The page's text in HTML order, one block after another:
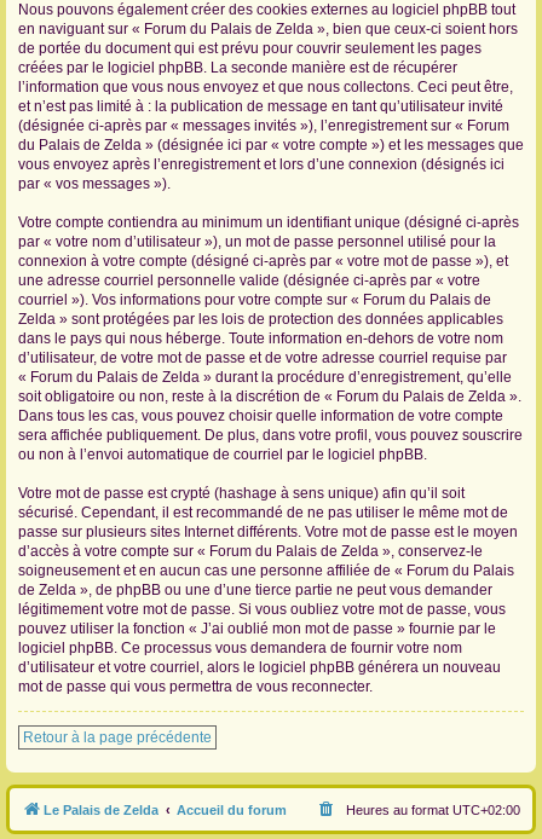
Nous pouvons également créer des cookies externes au logiciel phpBB tout
en naviguant sur « Forum du Palais de Zelda », bien que ceux-ci soient hors
de portée du document qui est prévu pour couvrir seulement les pages
créées par le logiciel phpBB. La seconde manière est de récupérer
l’information que vous nous envoyez et que nous collectons. Ceci peut être,
et n’est pas limité à : la publication de message en tant qu’utilisateur invité
(désignée ci-après par « messages invités »), l’enregistrement sur « Forum
du Palais de Zelda » (désignée ici par « votre compte ») et les messages que
vous envoyez après l’enregistrement et lors d’une connexion (désignés ici
par « vos messages »).
Votre compte contiendra au minimum un identifiant unique (désigné ci-après
par « votre nom d’utilisateur »), un mot de passe personnel utilisé pour la
connexion à votre compte (désigné ci-après par « votre mot de passe »), et
une adresse courriel personnelle valide (désignée ci-après par « votre
courriel »). Vos informations pour votre compte sur « Forum du Palais de
Zelda » sont protégées par les lois de protection des données applicables
dans le pays qui nous héberge. Toute information en-dehors de votre nom
d’utilisateur, de votre mot de passe et de votre adresse courriel requise par
« Forum du Palais de Zelda » durant la procédure d’enregistrement, qu’elle
soit obligatoire ou non, reste à la discrétion de « Forum du Palais de Zelda ».
Dans tous les cas, vous pouvez choisir quelle information de votre compte
sera affichée publiquement. De plus, dans votre profil, vous pouvez souscrire
ou non à l’envoi automatique de courriel par le logiciel phpBB.
Votre mot de passe est crypté (hashage à sens unique) afin qu’il soit
sécurisé. Cependant, il est recommandé de ne pas utiliser le même mot de
passe sur plusieurs sites Internet différents. Votre mot de passe est le moyen
d’accès à votre compte sur « Forum du Palais de Zelda », conservez-le
soigneusement et en aucun cas une personne affiliée de « Forum du Palais
de Zelda », de phpBB ou une d’une tierce partie ne peut vous demander
légitimement votre mot de passe. Si vous oubliez votre mot de passe, vous
pouvez utiliser la fonction « J’ai oublié mon mot de passe » fournie par le
logiciel phpBB. Ce processus vous demandera de fournir votre nom
d’utilisateur et votre courriel, alors le logiciel phpBB générera un nouveau
mot de passe qui vous permettra de vous reconnecter.
Retour à la page précédente
Le Palais de Zelda Accueil du forum Heures au format UTC+02:00